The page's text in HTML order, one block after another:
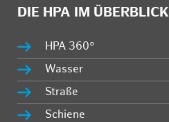
DIE HPA IM ÜBERBLICK
HPA 360°
Wasser
Straße
Schiene